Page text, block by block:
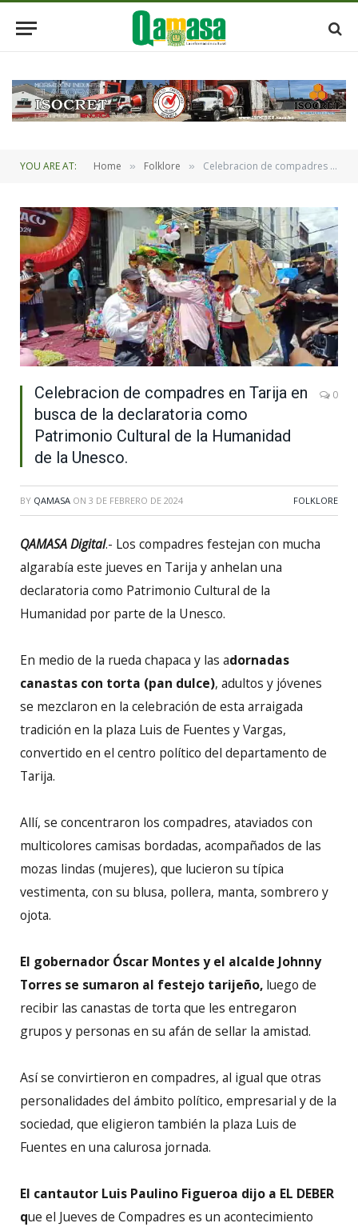
YOU ARE AT: Home » Folklore » Celebracion de compadres en Tarija en busca de la declaratoria como Patrimonio Cultural de la Humanidad de la Unesco.
Celebracion de compadres en Tarija en
busca de la declaratoria como
Patrimonio Cultural de la Humanidad
de la Unesco.
0
BY QAMASA ON 3 DE FEBRERO DE 2024 FOLKLORE
QAMASA Digital.- Los compadres festejan con mucha
algarabía este jueves en Tarija y anhelan una
declaratoria como Patrimonio Cultural de la
Humanidad por parte de la Unesco.
En medio de la rueda chapaca y las adornadas
canastas con torta (pan dulce), adultos y jóvenes
se mezclaron en la celebración de esta arraigada
tradición en la plaza Luis de Fuentes y Vargas,
convertido en el centro político del departamento de
Tarija.
Allí, se concentraron los compadres, ataviados con
multicolores camisas bordadas, acompañados de las
mozas lindas (mujeres), que lucieron su típica
vestimenta, con su blusa, pollera, manta, sombrero y
ojota.
El gobernador Óscar Montes y el alcalde Johnny
Torres se sumaron al festejo tarijeño, luego de
recibir las canastas de torta que les entregaron
grupos y personas en su afán de sellar la amistad.
Así se convirtieron en compadres, al igual que otras
personalidades del ámbito político, empresarial y de la
sociedad, que eligieron también la plaza Luis de
Fuentes en una calurosa jornada.
El cantautor Luis Paulino Figueroa dijo a EL DEBER
que el Jueves de Compadres es un acontecimiento